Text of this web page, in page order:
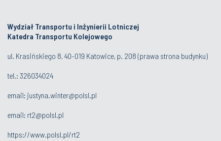
Wydział Transportu i Inżynierii Lotniczej
Katedra Transportu Kolejowego
ul. Krasińskiego 8, 40-019 Katowice, p. 208 (prawa strona budynku)
tel.: 326034024
email: justyna.winter@polsl.pl
email: rt2@polsl.pl
https://www.polsl.pl/rt2